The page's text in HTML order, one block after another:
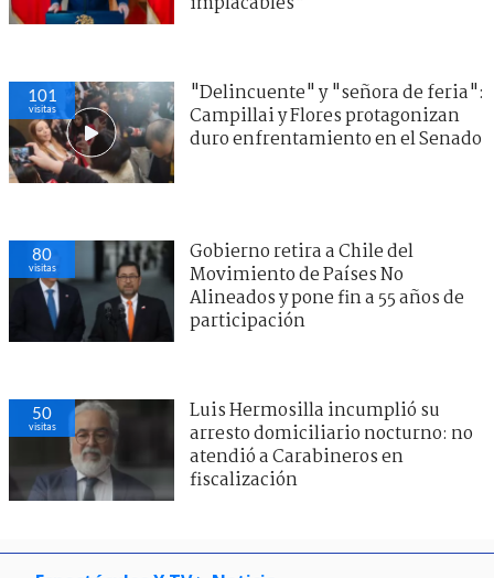
101
visitas
"Delincuente" y "señora de feria":
Campillai y Flores protagonizan
duro enfrentamiento en el Senado
80
visitas
Gobierno retira a Chile del
Movimiento de Países No
Alineados y pone fin a 55 años de
participación
50
visitas
Luis Hermosilla incumplió su
arresto domiciliario nocturno: no
atendió a Carabineros en
fiscalización